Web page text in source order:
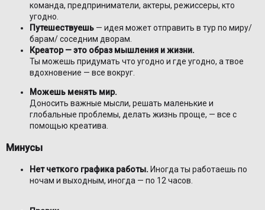
команда, предприниматели, актеры, режиссеры, кто
угодно.
Путешествуешь — идея может отправить в тур по миру/
барам/ соседним дворам.
Креатор — это образ мышления и жизни.
Ты можешь придумать что угодно и где угодно, а твое
вдохновение — все вокруг.
Можешь менять мир.
Доносить важные мысли, решать маленькие и
глобальные проблемы, делать жизнь проще, — все с
помощью креатива.
Минусы
Нет четкого графика работы. Иногда ты работаешь по
ночам и выходным, иногда — по 12 часов.